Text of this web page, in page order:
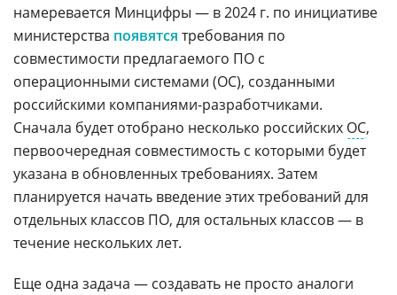
намеревается Минцифры — в 2024 г. по инициативе
министерства появятся требования по
совместимости предлагаемого ПО с
операционными системами (ОС), созданными
российскими компаниями-разработчиками.
Сначала будет отобрано несколько российских ОС,
первоочередная совместимость с которыми будет
указана в обновленных требованиях. Затем
планируется начать введение этих требований для
отдельных классов ПО, для остальных классов — в
течение нескольких лет.
Еще одна задача — создавать не просто аналоги